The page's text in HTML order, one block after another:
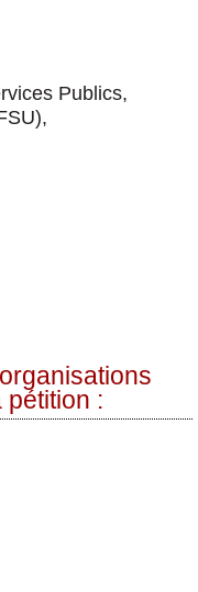
Publics,
: